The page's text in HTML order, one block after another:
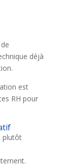
déjà
est
RH pour
plutôt